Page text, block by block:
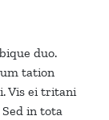
duo.
tation
Vis ei tritani
in tota